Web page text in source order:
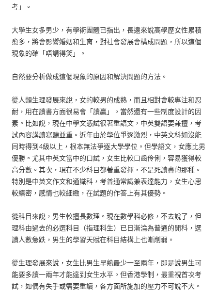
考」。
大學生女多男少，有學術團體已指出，長遠來說高學歷女性累積
愈多，將會影響婚姻和生育，對社會發展會構成問題，所以這個
現象的確「唔講得笑」。
自然要分析做成這個現象的原因和解決問題的方法。
從人類生理發展來說，女的較男的成熟，而且相對會較專注和忍
耐，用在讀書方面很易會「讀贏」。當然還有一些制度設計的因
素。比如說，現在中學文憑試很著重語文，中英雙語要兼擅，考
試內容講讀寫聽並重。近年由於學位爭逐激烈，中英文科如沒能
同時得到4級以上，根本無法爭逐大學學位。但學語文，女應比男
優勝。尤其中英文當中的口試，女生比較口齒伶俐，容易獲得較
高分數。其次，現在不少科目都著重發揮，不是死讀書的那種。
特別是中英文作文和通識科，考普通常識兼表達能力，女生心思
較縝密，感情也較細緻，在試題的作答上有其優勢。
從科目來說，男生較擅長數理。現在數學科必修，不去說了，但
理科由過去的必選科目（指理科生）已日漸淪為普通的閒科，選
讀人數急跌，男生的學習天賦在科目結構上也漸削弱。
從生理發展來說，女生比男生早熟最少一至兩年，即是說男生可
能要多讀一兩年才能達到女生水平。但香港學制，最重視首次考
試，如偶有失手或需要重讀，各方面所施加的壓力不可說不大。